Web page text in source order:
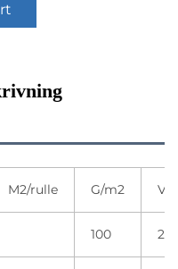
M2/rulle G/m2
100 20